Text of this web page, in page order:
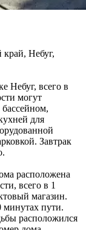
край, Небуг,
Небуг, всего в
могут
для
Завтрак
расположена
всего в 1
магазин.
минутах пути.
расположился